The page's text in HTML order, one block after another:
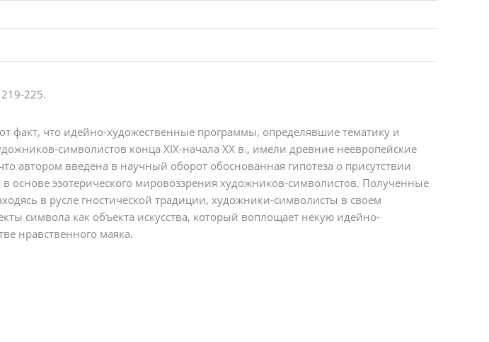
225.
факт, что идейно-художественные программы, определявшие тематику и
символистов конца XIX-начала XX в., имели древние неевропейские
автором введена в научный оборот обоснованная гипотеза о присутствии
основе эзотерического мировоззрения художников-символистов. Полученные
в русле гностической традиции, художники-символисты в своем
символа как объекта искусства, который воплощает некую идейно-
нравственного маяка.